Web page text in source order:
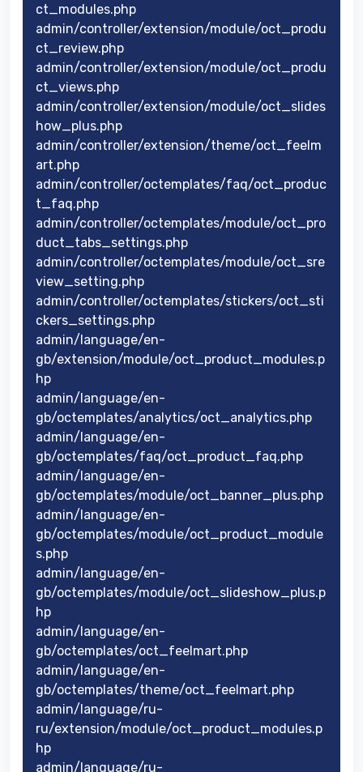
ct_modules.php
admin/controller/extension/module/oct_produ
ct_review.php
admin/controller/extension/module/oct_produ
ct_views.php
admin/controller/extension/module/oct_slides
how_plus.php
admin/controller/extension/theme/oct_feelm
art.php
admin/controller/octemplates/faq/oct_produc
t_faq.php
admin/controller/octemplates/module/oct_pro
duct_tabs_settings.php
admin/controller/octemplates/module/oct_sre
view_setting.php
admin/controller/octemplates/stickers/oct_sti
ckers_settings.php
admin/language/en-
gb/extension/module/oct_product_modules.p
hp
admin/language/en-
gb/octemplates/analytics/oct_analytics.php
admin/language/en-
gb/octemplates/faq/oct_product_faq.php
admin/language/en-
gb/octemplates/module/oct_banner_plus.php
admin/language/en-
gb/octemplates/module/oct_product_module
s.php
admin/language/en-
gb/octemplates/module/oct_slideshow_plus.p
hp
admin/language/en-
gb/octemplates/oct_feelmart.php
admin/language/en-
gb/octemplates/theme/oct_feelmart.php
admin/language/ru-
ru/extension/module/oct_product_modules.p
hp
admin/language/ru-